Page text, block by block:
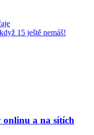
15 ještě nemáš!
onlinu a na sítích